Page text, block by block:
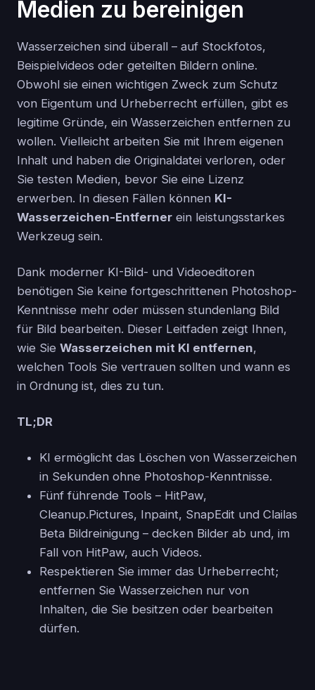
Medien zu bereinigen
Wasserzeichen sind überall – auf Stockfotos,
Beispielvideos oder geteilten Bildern online.
Obwohl sie einen wichtigen Zweck zum Schutz
von Eigentum und Urheberrecht erfüllen, gibt es
legitime Gründe, ein Wasserzeichen entfernen zu
wollen. Vielleicht arbeiten Sie mit Ihrem eigenen
Inhalt und haben die Originaldatei verloren, oder
Sie testen Medien, bevor Sie eine Lizenz
erwerben. In diesen Fällen können KI-
Wasserzeichen-Entferner ein leistungsstarkes
Werkzeug sein.
Dank moderner KI-Bild- und Videoeditoren
benötigen Sie keine fortgeschrittenen Photoshop-
Kenntnisse mehr oder müssen stundenlang Bild
für Bild bearbeiten. Dieser Leitfaden zeigt Ihnen,
wie Sie Wasserzeichen mit KI entfernen,
welchen Tools Sie vertrauen sollten und wann es
in Ordnung ist, dies zu tun.
TL;DR
KI ermöglicht das Löschen von Wasserzeichen
in Sekunden ohne Photoshop-Kenntnisse.
Fünf führende Tools – HitPaw,
Cleanup.Pictures, Inpaint, SnapEdit und Clailas
Beta Bildreinigung – decken Bilder ab und, im
Fall von HitPaw, auch Videos.
Respektieren Sie immer das Urheberrecht;
entfernen Sie Wasserzeichen nur von
Inhalten, die Sie besitzen oder bearbeiten
dürfen.